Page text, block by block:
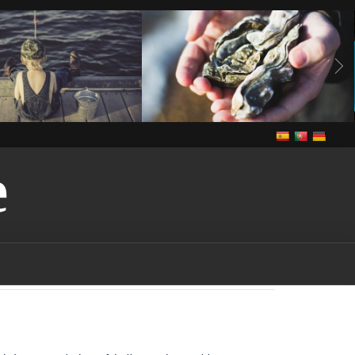
Vivre anguilles
grande congère
grande congère-
vendee bass
brème brème-
brochet-vendee
vendee
écrevisses
gardon
marais marais-
france
la vendee
dans les rivières-
on pêcher dans le
Notre cuisine Vivre
In The Vendee